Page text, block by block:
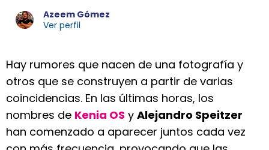
Azeem Gómez
Ver perfil
Hay rumores que nacen de una fotografía y
otros que se construyen a partir de varias
coincidencias. En las últimas horas, los
nombres de Kenia OS y Alejandro Speitzer
han comenzado a aparecer juntos cada vez